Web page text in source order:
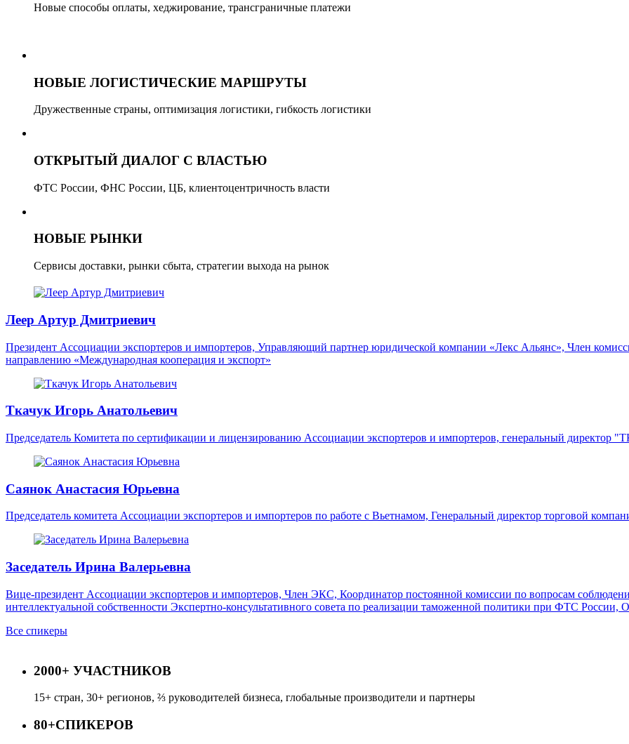
Новые способы оплаты, хеджирование, трансграничные платежи
НОВЫЕ ЛОГИСТИЧЕСКИЕ МАРШРУТЫ
Дружественные страны, оптимизация логистики, гибкость логистики
ОТКРЫТЫЙ ДИАЛОГ С ВЛАСТЬЮ
ФТС России, ФНС России, ЦБ, клиентоцентричность власти
НОВЫЕ РЫНКИ
Сервисы доставки, рынки сбыта, стратегии выхода на рынок
Леер Артур Дмитриевич
Президент Ассоциации экспортеров и импортеров, Управляющий партнер юридической компании «Лекс Альянс», Член
направлению «Международная кооперация и экспорт»
Ткачук Игорь Анатольевич
Председатель Комитета по сертификации и лицензированию Ассоциации экспортеров и импортеров, генеральный
Саянок Анастасия Юрьевна
Председатель комитета Ассоциации экспортеров и импортеров по работе с Вьетнамом, Генеральный директор торговой
Заседатель Ирина Валерьевна
Вице-президент Ассоциации экспортеров и импортеров, Член ЭКС, Координатор постоянной комиссии по вопросам
интеллектуальной собственности Экспертно-консультативного совета по реализации таможенной политики при ФТС
Все спикеры
2000+ УЧАСТНИКОВ
15+ стран, 30+ регионов, ⅔ руководителей бизнеса, глобальные производители и партнеры
80+СПИКЕРОВ